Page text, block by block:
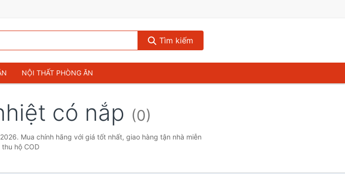
Tìm kiếm
NỘI THẤT PHÒNG ĂN
có nắp (0)
Mua chính hãng với giá tốt nhất, giao hàng tận nhà miễn
thu hộ COD